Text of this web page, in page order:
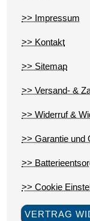
>> Impressum
>> Kontakt
>> Sitemap
>> Versand- &
>> Widerruf &
>> Garantie und
>>
>> Cookie
VERTRAG